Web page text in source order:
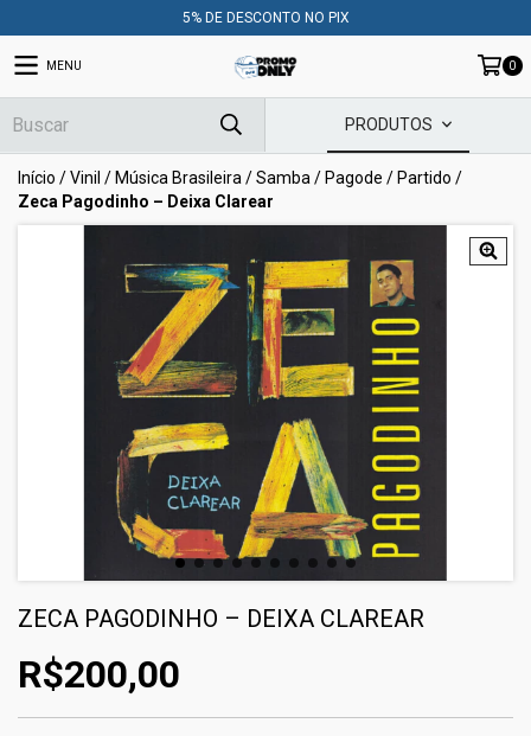
5% DE DESCONTO NO PIX
MENU 0
PRODUTOS
Início /Vinil / Música Brasileira /Samba / Pagode / Partido /
Zeca Pagodinho ‎– Deixa Clarear
ZECA PAGODINHO ‎– DEIXA CLAREAR
R$200,00